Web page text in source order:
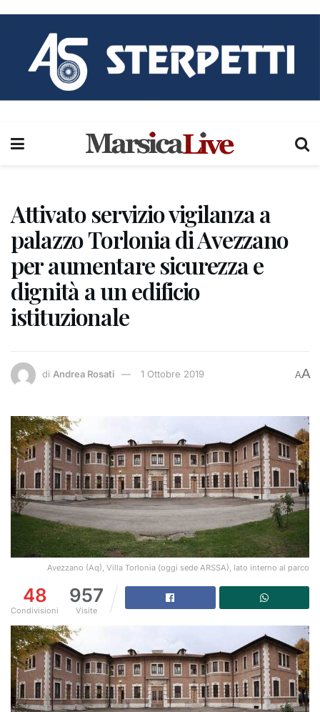
Attivato servizio vigilanza a
palazzo Torlonia di Avezzano
per aumentare sicurezza e
dignità a un edificio
istituzionale
di Andrea Rosati 1 Ottobre 2019 AA
Avezzano (Aq), Villa Torlonia (oggi sede ARSSA), lato interno al parco
48
Condivisioni
957
Visite